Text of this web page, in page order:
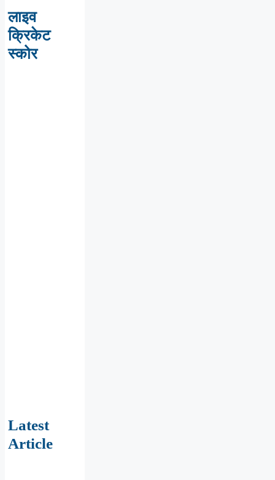
लाइव
क्रिकेट
स्कोर
Latest
Article